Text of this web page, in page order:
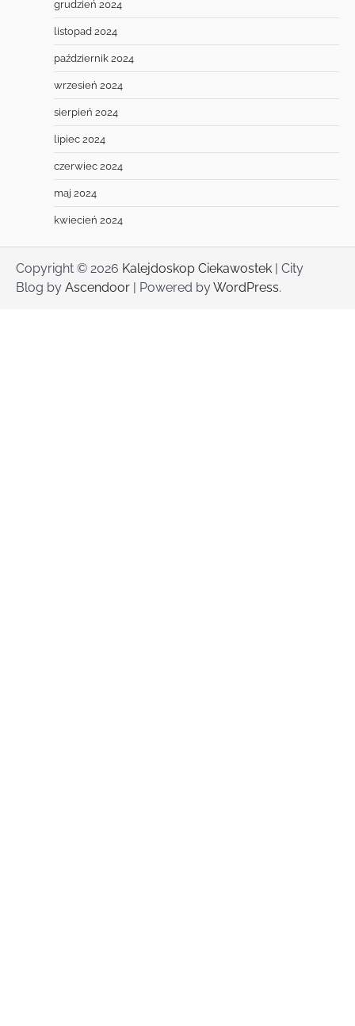
grudzień 2024
listopad 2024
październik 2024
wrzesień 2024
sierpień 2024
lipiec 2024
czerwiec 2024
maj 2024
kwiecień 2024
Copyright © 2026 Kalejdoskop Ciekawostek | City
Blog by Ascendoor | Powered byWordPress.